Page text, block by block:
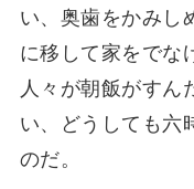
い、奥歯をかみし
に移して家をでな
人々が朝飯がすん
い、どうしても六
のだ。